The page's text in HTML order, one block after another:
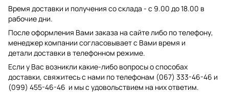
Время доставки и получения со склада - с 9.00 до 18.00 в
рабочие дни.
После оформления Вами заказа на сайте либо по телефону,
менеджер компании согласовывает с Вами время и
детали доставки в телефонном режиме.
Если у Вас возникли какие-либо вопросы о способах
доставки, свяжитесь с нами по телефонам (067) 333-46-46 и
(099) 455-46-46 и мы с удовольствием на них ответим.